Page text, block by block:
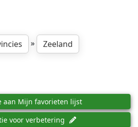
» Zeeland
aan Mijn favorieten lijst
voor verbetering